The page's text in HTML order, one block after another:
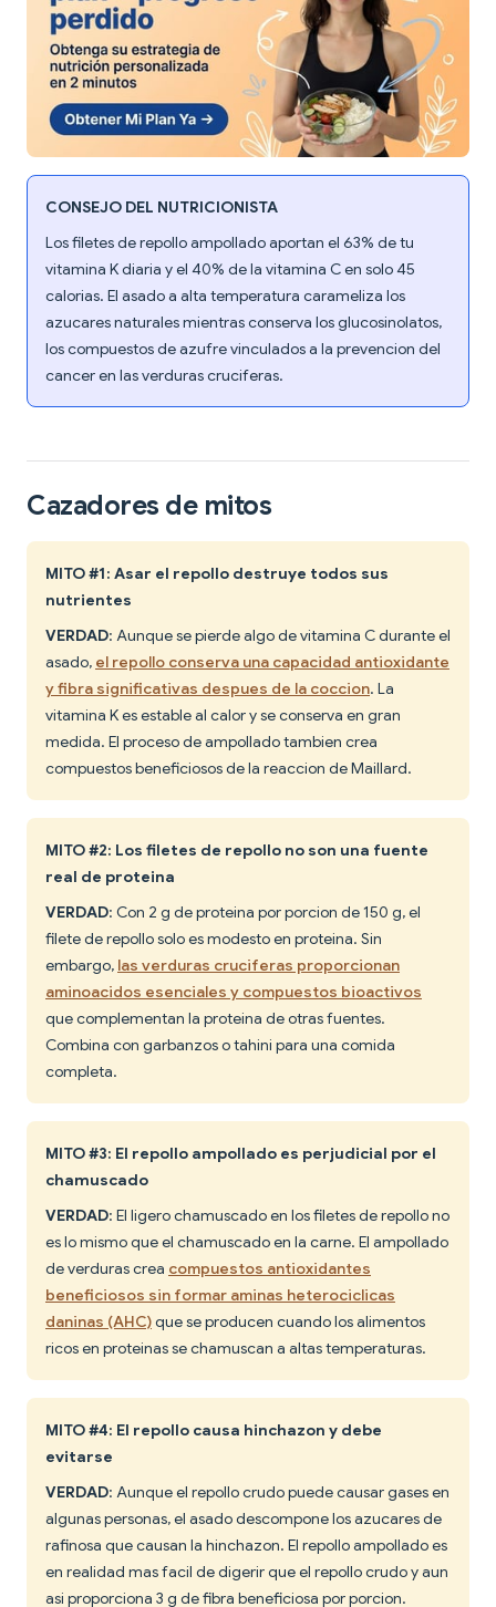
CONSEJO DEL NUTRICIONISTA
Los filetes de repollo ampollado aportan el 63% de tu
vitamina K diaria y el 40% de la vitamina C en solo 45
calorias. El asado a alta temperatura carameliza los
azucares naturales mientras conserva los glucosinolatos,
los compuestos de azufre vinculados a la prevencion del
cancer en las verduras cruciferas.
Cazadores de mitos
MITO #1: Asar el repollo destruye todos sus
nutrientes
VERDAD: Aunque se pierde algo de vitamina C durante el
asado, el repollo conserva una capacidad antioxidante
y fibra significativas despues de la coccion. La
vitamina K es estable al calor y se conserva en gran
medida. El proceso de ampollado tambien crea
compuestos beneficiosos de la reaccion de Maillard.
MITO #2: Los filetes de repollo no son una fuente
real de proteina
VERDAD: Con 2 g de proteina por porcion de 150 g, el
filete de repollo solo es modesto en proteina. Sin
embargo, las verduras cruciferas proporcionan
aminoacidos esenciales y compuestos bioactivos
que complementan la proteina de otras fuentes.
Combina con garbanzos o tahini para una comida
completa.
MITO #3: El repollo ampollado es perjudicial por el
chamuscado
VERDAD: El ligero chamuscado en los filetes de repollo no
es lo mismo que el chamuscado en la carne. El ampollado
de verduras crea compuestos antioxidantes
beneficiosos sin formar aminas heterociclicas
daninas (AHC)que se producen cuando los alimentos
ricos en proteinas se chamuscan a altas temperaturas.
MITO #4: El repollo causa hinchazon y debe
evitarse
VERDAD: Aunque el repollo crudo puede causar gases en
algunas personas, el asado descompone los azucares de
rafinosa que causan la hinchazon. El repollo ampollado es
en realidad mas facil de digerir que el repollo crudo y aun
asi proporciona 3 g de fibra beneficiosa por porcion.